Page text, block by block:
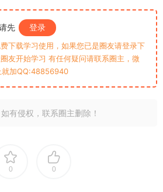
先 登录
下载学习使用，如果您已是圈友请登录下
友开始学习 有任何疑问请联系圈主，微
加QQ:48856940
有侵权，联系圈主删除！
0 0